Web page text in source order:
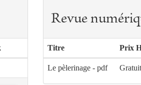
Revue
Titre Prix
Le pèlerinage - pdf